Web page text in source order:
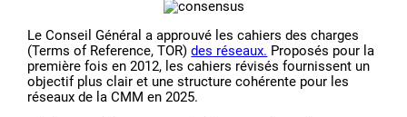
Le Conseil Général a approuvé les cahiers des charges
(Terms of Reference, TOR)des réseaux. Proposés pour la
première fois en 2012, les cahiers révisés fournissent un
objectif plus clair et une structure cohérente pour les
réseaux de la CMM en 2025.